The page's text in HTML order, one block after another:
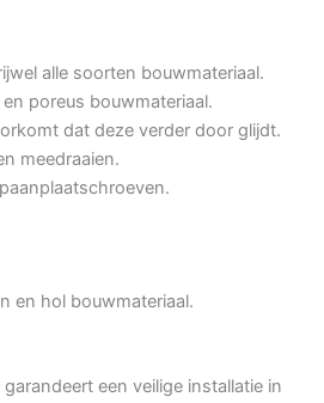
alle soorten bouwmateriaal.
poreus bouwmateriaal.
dat deze verder door glijdt.
meedraaien.
en hol bouwmateriaal.
een veilige installatie in